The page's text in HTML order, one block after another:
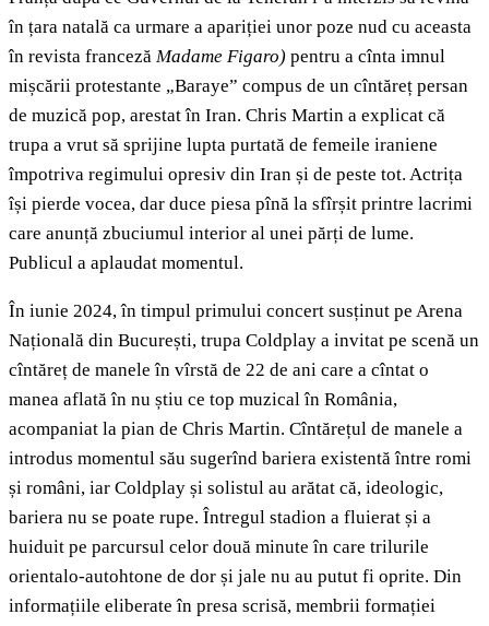
în țara natală ca urmare a apariției unor poze nud cu aceasta
în revista franceză Madame Figaro) pentru a cînta imnul
mișcării protestante „Baraye” compus de un cîntăreț persan
de muzică pop, arestat în Iran. Chris Martin a explicat că
trupa a vrut să sprijine lupta purtată de femeile iraniene
împotriva regimului opresiv din Iran și de peste tot. Actrița
își pierde vocea, dar duce piesa pînă la sfîrșit printre lacrimi
care anunță zbuciumul interior al unei părți de lume.
Publicul a aplaudat momentul.
În iunie 2024, în timpul primului concert susținut pe Arena
Națională din București, trupa Coldplay a invitat pe scenă un
cîntăreț de manele în vîrstă de 22 de ani care a cîntat o
manea aflată în nu știu ce top muzical în România,
acompaniat la pian de Chris Martin. Cîntărețul de manele a
introdus momentul său sugerînd bariera existentă între romi
și români, iar Coldplay și solistul au arătat că, ideologic,
bariera nu se poate rupe. Întregul stadion a fluierat și a
huiduit pe parcursul celor două minute în care trilurile
orientalo-autohtone de dor și jale nu au putut fi oprite. Din
informațiile eliberate în presa scrisă, membrii formației